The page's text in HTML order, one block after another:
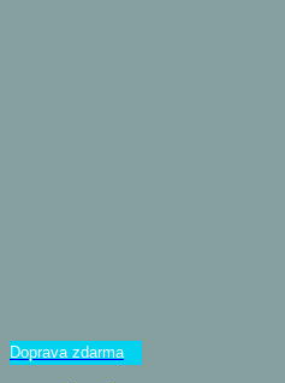
Doprava zdarma